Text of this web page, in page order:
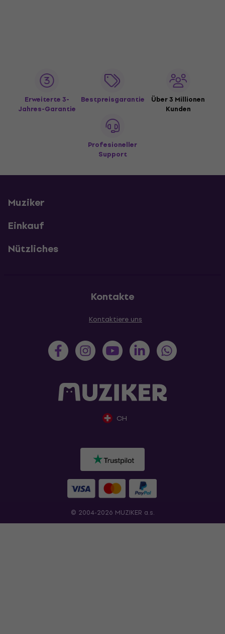
Erweiterte 3-
Jahres-Garantie
Bestpreisgarantie
Über 3 Millionen
Kunden
Profesioneller
Support
Muziker
Einkauf
Nützliches
Kontakte
Kontaktiere uns
CH
© 2004-2026 MUZIKER a.s.